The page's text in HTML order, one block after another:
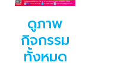
ดูภาพ
กิจกรรม
ทั้งหมด